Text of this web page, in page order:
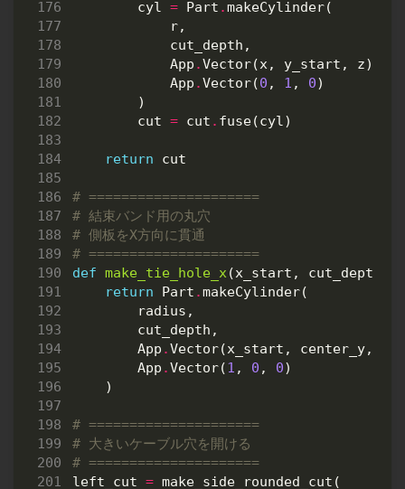
cyl = Part .makeCylinder(
r,
cut_depth ,
App .Vector(x, y_start , z),
App .Vector(0 , 1 , 0)
)
cut = cut . fuse(cyl)
return cut
# =====================
# 結束バンド用の丸穴
# 側板をX方向に貫通
# =====================
def make_tie_hole_x(x_start , cut_depth
return
Part .makeCylinder(
radius ,
cut_depth ,
App .Vector(x_start , center_y,
App .Vector(1 , 0 , 0)
)
# =====================
# 大きいケーブル穴を開ける
# =====================
left_cut = make_side_rounded_cut (